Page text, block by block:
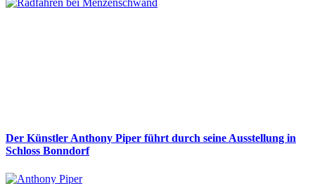
Der Künstler Anthony Piper führt durch seine Ausstellung in
Schloss Bonndorf